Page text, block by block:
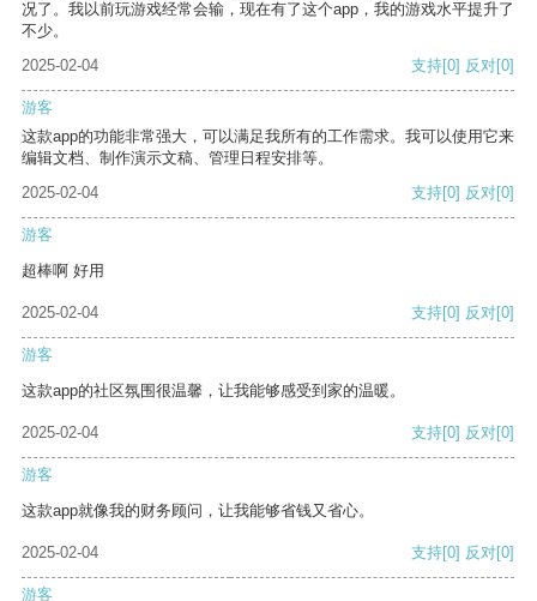
况了。我以前玩游戏经常会输，现在有了这个app，我的游戏水平提升了
不少。
2025-02-04
支持[0] 反对[0]
游客
这款app的功能非常强大，可以满足我所有的工作需求。我可以使用它来
编辑文档、制作演示文稿、管理日程安排等。
2025-02-04
支持[0] 反对[0]
游客
超棒啊 好用
2025-02-04 支持[0] 反对[0]
游客
这款app的社区氛围很温馨，让我能够感受到家的温暖。
2025-02-04 支持[0] 反对[0]
游客
这款app就像我的财务顾问，让我能够省钱又省心。
2025-02-04 支持[0] 反对[0]
游客